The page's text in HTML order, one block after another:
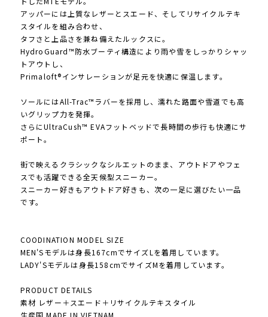
アッパーには上質なレザーとスエード、そしてリサイクルテキ
スタイルを組み合わせ、
タフさと上品さを兼ね備えたルックスに。
HydroGuard™防水ブーティ構造により雨や雪をしっかりシャッ
トアウトし、
Primaloft®インサレーションが足元を快適に保温します。
ソールにはAll-Trac™ラバーを採用し、濡れた路面や雪道でも高
いグリップ力を発揮。
さらにUltraCush™ EVAフットベッドで長時間の歩行も快適にサ
ポート。
街で映えるクラシックなシルエットのまま、アウトドアやフェ
スでも活躍できる全天候型スニーカー。
スニーカー好きもアウトドア好きも、次の一足に選びたい一品
です。
COODINATION MODEL SIZE
MEN'Sモデルは身長167cmでサイズLを着用しています。
LADY'Sモデルは身長158cmでサイズMを着用しています。
PRODUCT DETAILS
素材 レザー＋スエード＋リサイクルテキスタイル
生産国 MADE IN VIETNAM